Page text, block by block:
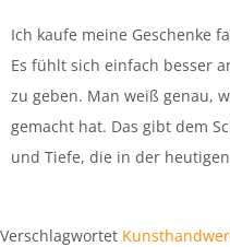
Ich kaufe meine Geschenke
Es fühlt sich einfach besser
zu geben. Man weiß genau,
gemacht hat. Das gibt dem
und Tiefe, die in der
Verschlagwortet